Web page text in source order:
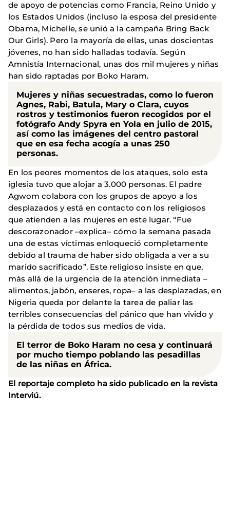
de apoyo de potencias como Francia, Reino Unido y
los Estados Unidos (incluso la esposa del presidente
Obama, Michelle, se unió a la campaña Bring Back
Our Girls). Pero la mayoría de ellas, unas doscientas
jóvenes, no han sido halladas todavía. Según
Amnistía Internacional, unas dos mil mujeres y niñas
han sido raptadas por Boko Haram.
Mujeres y niñas secuestradas, como lo fueron
Agnes, Rabi, Batula, Mary o Clara, cuyos
rostros y testimonios fueron recogidos por el
fotógrafo Andy Spyra en Yola en julio de 2015,
así como las imágenes del centro pastoral
que en esa fecha acogía a unas 250
personas.
En los peores momentos de los ataques, solo esta
iglesia tuvo que alojar a 3.000 personas. El padre
Agwom colabora con los grupos de apoyo a los
desplazados y está en contacto con los religiosos
que atienden a las mujeres en este lugar. “Fue
descorazonador –explica– cómo la semana pasada
una de estas víctimas enloqueció completamente
debido al trauma de haber sido obligada a ver a su
marido sacrificado”. Este religioso insiste en que,
más allá de la urgencia de la atención inmediata –
alimentos, jabón, enseres, ropa– a las desplazadas, en
Nigeria queda por delante la tarea de paliar las
terribles consecuencias del pánico que han vivido y
la pérdida de todos sus medios de vida.
El terror de Boko Haram no cesa y continuará
por mucho tiempo poblando las pesadillas
de las niñas en África.
El reportaje completo ha sido publicado en la revista
Interviú.